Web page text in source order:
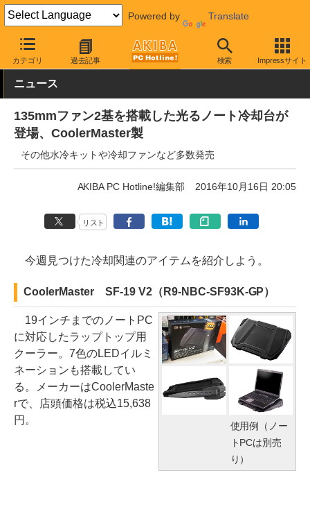
Powered by Translate
カテゴリ 過去記事 検索 Impressサイト
AKIBA PC Hotline! PC周辺機器 ノートPC冷却台
ニュース
135mmファン2基を搭載した光るノート冷却台が
登場、CoolerMaster製
その他水冷キットや冷却ファンなど多数発売
AKIBA PC Hotline!編集部 2016年10月16日 20:05
リスト
今週見つけた冷却関連のアイテムを紹介しよう。
CoolerMaster SF-19 V2（R9-NBC-SF93K-GP）
使用例（ノー
トPCは別売
り）
19インチまでのノートPC
に対応したラップトップ用
クーラー。7色のLEDイルミ
ネーションも搭載してい
る。メーカーはCoolerMaste
rで、店頭価格は税込15,638
円。